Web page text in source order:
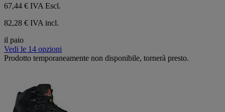
67,44 € IVA Escl.
82,28 € IVA incl.
il paio
Vedi le 14 opzioni
Prodotto temporaneamente non disponibile, tornerà presto.